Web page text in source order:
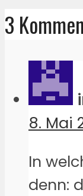
3
8. Mai
In
denn: